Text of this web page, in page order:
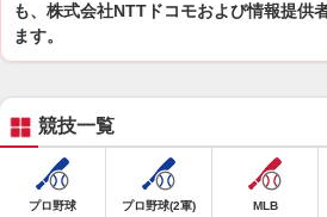
も、株式会社NTTドコモおよび情報提供
ます。
競技一覧
プロ野球 プロ野球(2軍) MLB